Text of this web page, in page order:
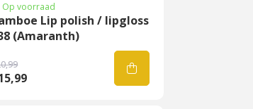
Op voorraad
Lip polish / lipgloss
(Amaranth)